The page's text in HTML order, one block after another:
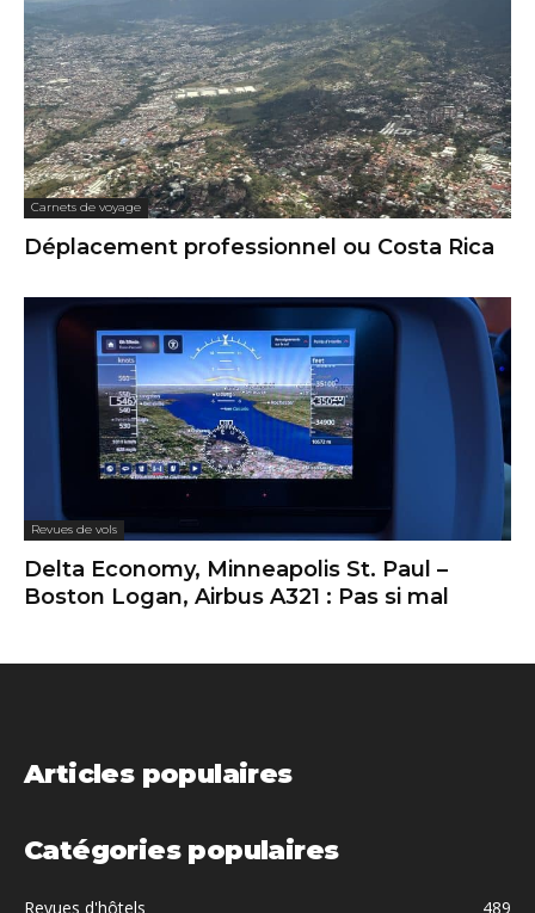
Carnets de voyage
Déplacement professionnel ou Costa Rica
Revues de vols
Delta Economy, Minneapolis St. Paul –
Boston Logan, Airbus A321 : Pas si mal
Articles populaires
Catégories populaires
Revues d'hôtels 489